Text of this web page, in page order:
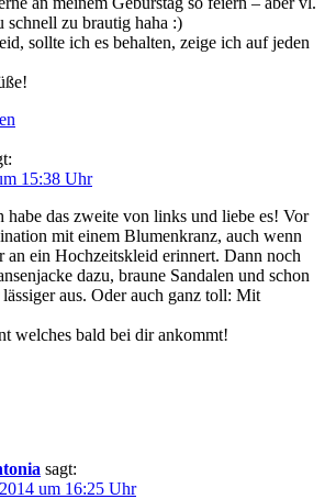
schnell zu brautig haha :)
sollte ich es behalten, zeige ich auf jeden
15:38 Uhr
habe das zweite von links und liebe es! Vor
mit einem Blumenkranz, auch wenn
an ein Hochzeitskleid erinnert. Dann noch
dazu, braune Sandalen und schon
aus. Oder auch ganz toll: Mit
welches bald bei dir ankommt!
sagt:
um 16:25 Uhr